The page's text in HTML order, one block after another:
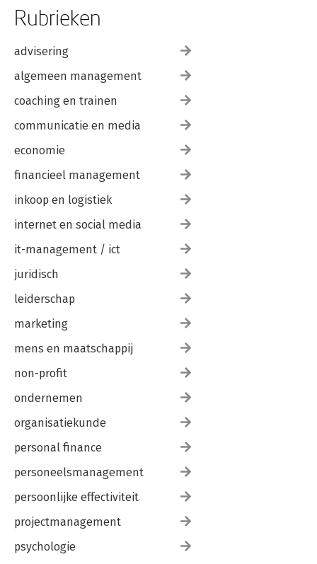
Rubrieken
advisering
algemeen management
coaching en trainen
communicatie en media
economie
financieel management
inkoop en logistiek
internet en social media
it-management / ict
juridisch
leiderschap
marketing
mens en maatschappij
non-profit
ondernemen
organisatiekunde
personal finance
personeelsmanagement
persoonlijke effectiviteit
projectmanagement
psychologie